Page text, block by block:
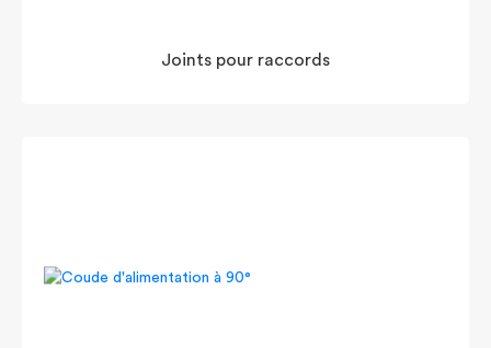
Joints pour raccords